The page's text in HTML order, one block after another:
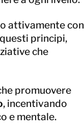
attivamente con
principi,
che
promuovere
, incentivando
e mentale.